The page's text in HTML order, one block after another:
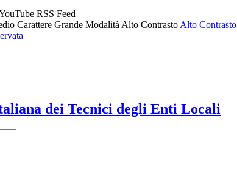
RSS Feed
Carattere Grande Modalità Alto Contrasto Alto Contrasto
dei Tecnici degli Enti Locali